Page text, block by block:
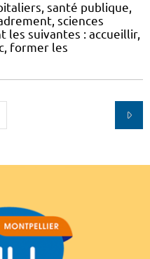
santé publique,
sciences
les suivantes : accueillir,
former les